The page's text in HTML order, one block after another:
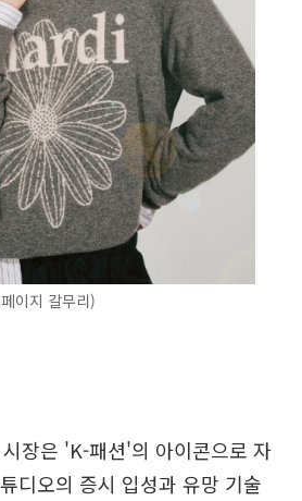
이지 갈무리)
장은 'K-패션'의 아이콘으로 자
디오의 증시 입성과 유망 기술